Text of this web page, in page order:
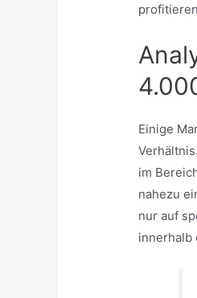
Einige
im
nahezu
nur auf
innerhalb